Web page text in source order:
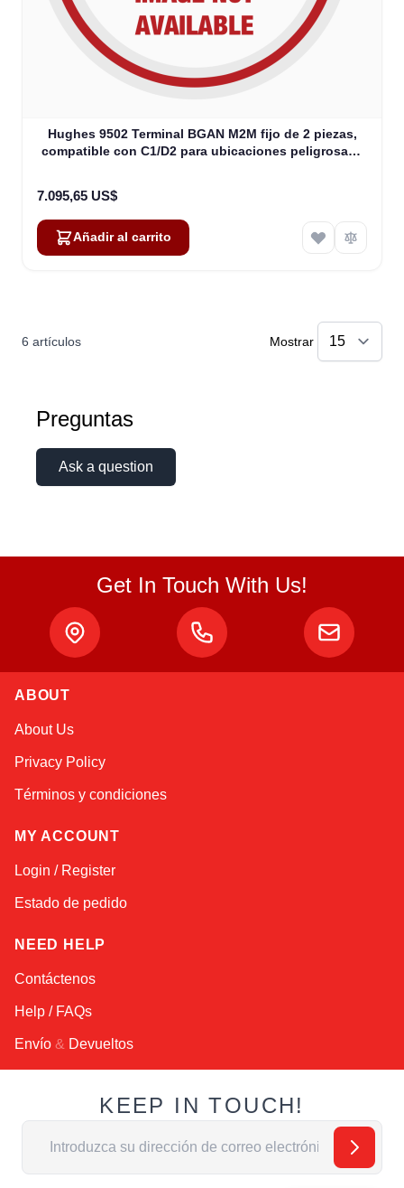
Hughes 9502 Terminal BGAN M2M fijo de 2 piezas,
compatible con C1/D2 para ubicaciones peligrosas -
7.095,65 US$
Añadir al carrito
6 artículos Mostrar
Preguntas
Ask a question
Get In Touch With Us!
ABOUT
About Us
Privacy Policy
Términos y condiciones
MY ACCOUNT
Login / Register
Estado de pedido
NEED HELP
Contáctenos
Help / FAQs
Envío & Devueltos
KEEP IN TOUCH!
Dirección de email